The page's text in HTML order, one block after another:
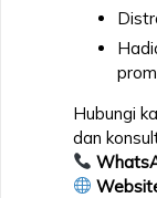
Hubungi
dan